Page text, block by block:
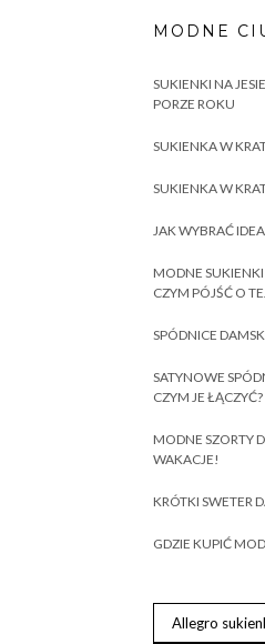
MODNE
SUKIENKI NA
PORZE ROKU
SUKIENKA W
SUKIENKA W
JAK WYBRAĆ
MODNE SUKIENKI
CZYM PÓJŚĆ O
SPÓDNICE
SATYNOWE
CZYM JE ŁĄCZYĆ?
MODNE SZORTY
WAKACJE!
KRÓTKI SWETER
GDZIE KUPIĆ
Allegro